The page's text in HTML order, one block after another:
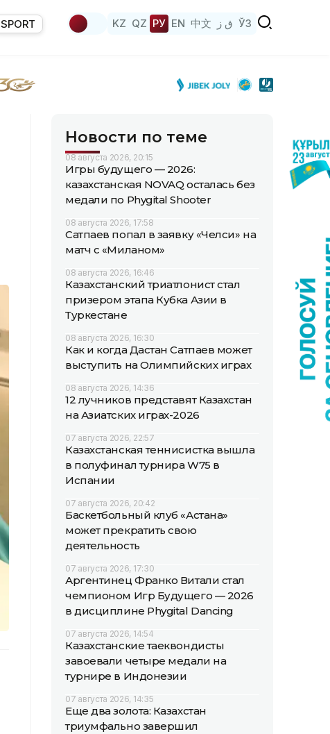
SPORT KZ QZ РУ EN 中文 ق ز ЎЗ
Новости по теме
08 августа 2026, 20:15
Игры будущего — 2026:
казахстанская NOVAQ осталась без
медали по Phygital Shooter
08 августа 2026, 17:58
Сатпаев попал в заявку «Челси» на
матч с «Миланом»
08 августа 2026, 16:46
Казахстанский триатлонист стал
призером этапа Кубка Азии в
Туркестане
08 августа 2026, 16:30
Как и когда Дастан Сатпаев может
выступить на Олимпийских играх
08 августа 2026, 14:36
12 лучников представят Казахстан
на Азиатских играх-2026
07 августа 2026, 22:57
Казахстанская теннисистка вышла
в полуфинал турнира W75 в
Испании
07 августа 2026, 20:42
Баскетбольный клуб «Астана»
может прекратить свою
деятельность
07 августа 2026, 17:30
Аргентинец Франко Витали стал
чемпионом Игр Будущего — 2026
в дисциплине Phygital Dancing
07 августа 2026, 14:54
Казахстанские таеквондисты
завоевали четыре медали на
турнире в Индонезии
07 августа 2026, 14:35
Еще два золота: Казахстан
триумфально завершил